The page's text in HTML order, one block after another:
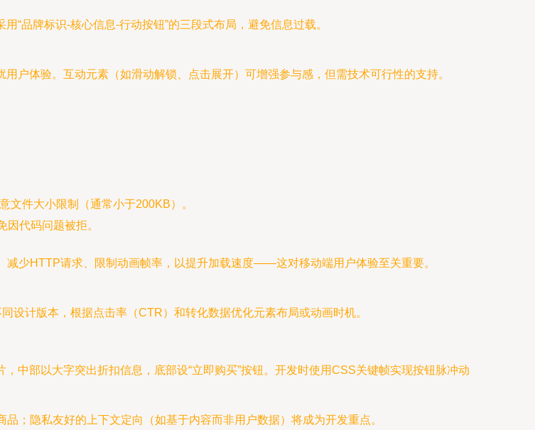
“品牌标识-核心信息-行动按钮”的三段式布局，避免信息过载。
户体验。互动元素（如滑动解锁、点击展开）可增强参与感，但需技术可行性的支持。
文件大小限制（通常小于200KB）。
代码问题被拒。
少HTTP请求、限制动画帧率，以提升加载速度——这对移动端用户体验至关重要。
设计版本，根据点击率（CTR）和转化数据优化元素布局或动画时机。
中部以大字突出折扣信息，底部设“立即购买”按钮。开发时使用CSS关键帧实现按钮脉冲动
；隐私友好的上下文定向（如基于内容而非用户数据）将成为开发重点。